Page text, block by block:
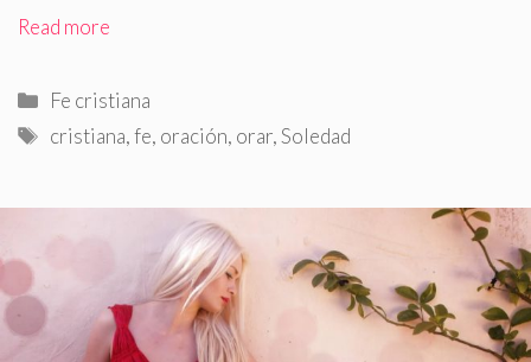
Read more
Categorías
Fe cristiana
Etiquetas
cristiana,fe, oración, orar,Soledad